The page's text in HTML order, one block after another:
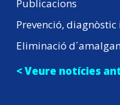
Publicacions
Prevenció,
Eliminació
< Veure notícies